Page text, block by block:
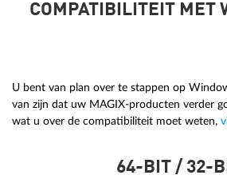
COMPATIBILITEIT MET
U bent van plan over te stappen op
van zijn dat uw MAGIX-producten verder
wat u over de compatibiliteit moet weten,
64-BIT / 32-